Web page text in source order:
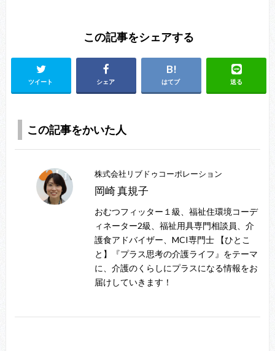
この記事をシェアする
ツイート シェア はてブ 送る
この記事をかいた人
株式会社リブドゥコーポレーション
岡崎 真規子
おむつフィッター１級、福祉住環境コーデ
ィネーター2級、福祉用具専門相談員、介
護食アドバイザー、MCI専門士 【ひとこ
と】『プラス思考の介護ライフ』をテーマ
に、介護のくらしにプラスになる情報をお
届けしていきます！